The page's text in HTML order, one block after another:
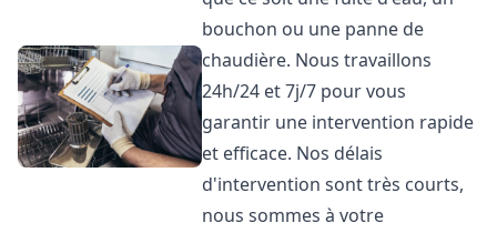
bouchon ou une panne de
chaudière. Nous travaillons
24h/24 et 7j/7 pour vous
garantir une intervention rapide
et efficace. Nos délais
d'intervention sont très courts,
nous sommes à votre